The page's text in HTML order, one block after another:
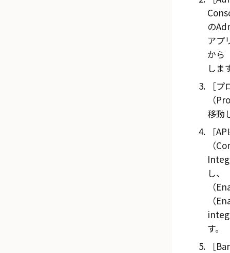
の
アプ
から
しま
プ
（
移動
（
し、
（
（
す。